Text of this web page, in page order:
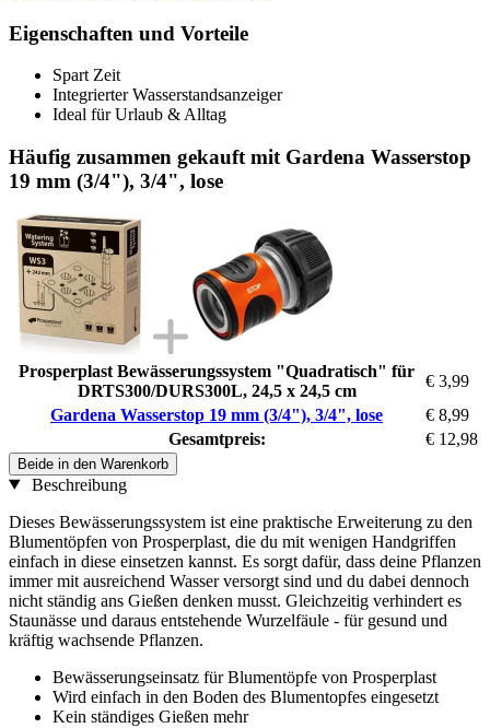
Eigenschaften und Vorteile
Spart Zeit
Integrierter Wasserstandsanzeiger
Ideal für Urlaub & Alltag
Häufig zusammen gekauft mit Gardena Wasserstop
19 mm (3/4"), 3/4", lose
Prosperplast Bewässerungssystem "Quadratisch" für
DRTS300/DURS300L, 24,5 x 24,5 cm
€ 3,99
Gardena Wasserstop 19 mm (3/4"), 3/4", lose
€ 8,99
Gesamtpreis:
€ 12,98
Beide in den Warenkorb
Beschreibung
Dieses Bewässerungssystem ist eine praktische Erweiterung zu den
Blumentöpfen von Prosperplast, die du mit wenigen Handgriffen
einfach in diese einsetzen kannst. Es sorgt dafür, dass deine Pflanzen
immer mit ausreichend Wasser versorgt sind und du dabei dennoch
nicht ständig ans Gießen denken musst. Gleichzeitig verhindert es
Staunässe und daraus entstehende Wurzelfäule - für gesund und
kräftig wachsende Pflanzen.
Bewässerungseinsatz für Blumentöpfe von Prosperplast
Wird einfach in den Boden des Blumentopfes eingesetzt
Kein ständiges Gießen mehr